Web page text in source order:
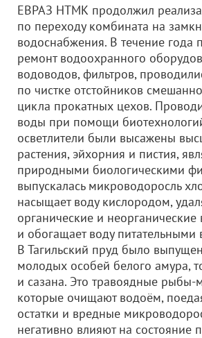
ЕВРАЗ НТМК продолжил
по переходу комбината на
водоснабжения. В течение года
ремонт водоохранного
водоводов, фильтров,
по чистке отстойников
цикла прокатных цехов.
воды при помощи
осветлители были высажены
растения, эйхорния и пистия,
природными биологическими
выпускалась микроводоросль
насыщает воду кислородом,
органические и неорганические
и обогащает воду питательными
В Тагильский пруд было
молодых особей белого амура,
и сазана. Это травоядные рыбы-
которые очищают водоём,
остатки и вредные
негативно влияют на состояние